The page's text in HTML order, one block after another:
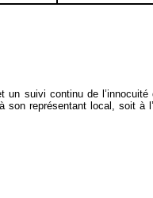
suivi continu de
représentant local, soit